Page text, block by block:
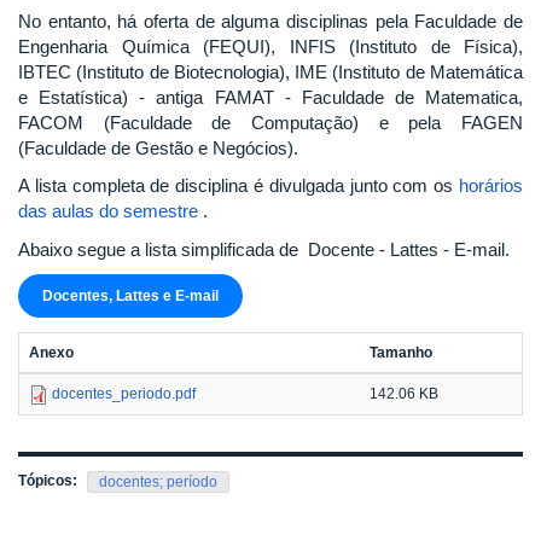
No entanto, há oferta de alguma disciplinas pela Faculdade de
Engenharia Química (FEQUI), INFIS (Instituto de Física),
IBTEC (Instituto de Biotecnologia), IME (Instituto de Matemática
e Estatística) - antiga FAMAT - Faculdade de Matematica,
FACOM (Faculdade de Computação) e pela FAGEN
(Faculdade de Gestão e Negócios).
A lista completa de disciplina é divulgada junto com os horários
das aulas do semestre .
Abaixo segue a lista simplificada de Docente - Lattes - E-mail.
Docentes, Lattes e E-mail
Anexo Tamanho
docentes_periodo.pdf 142.06 KB
Tópicos: docentes; período